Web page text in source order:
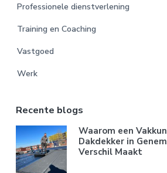
Professionele dienstverlening
Training en Coaching
Vastgoed
Werk
Recente blogs
Waarom een
Dakdekker in
Verschil Maakt